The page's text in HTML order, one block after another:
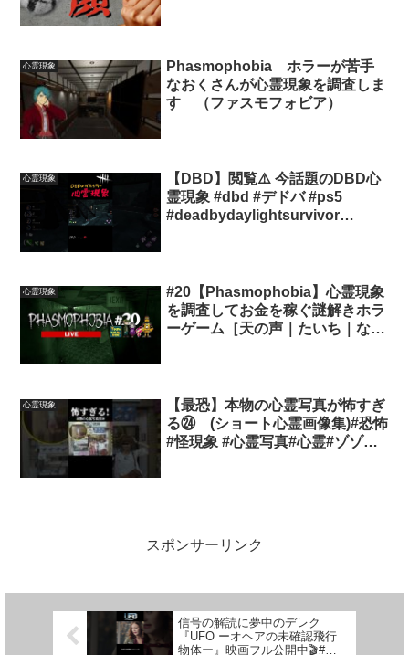
心霊現象
Phasmophobia ホラーが苦手
なおくさんが心霊現象を調査しま
す （ファスモフォビア）
心霊現象
【DBD】閲覧⚠️ 今話題のDBD心
霊現象 #dbd #デドバ #ps5
#deadbydaylightsurvivor
心霊現象
#20【Phasmophobia】心霊現象
を調査してお金を稼ぐ謎解きホラ
ーゲーム［天の声｜たいち｜なつ
心霊現象
【最恐】本物の心霊写真が怖すぎ
る㉔ (ショート心霊画像集)#恐怖
#怪現象 #心霊写真#心霊#ゾゾゾ
スポンサーリンク
信号の解読に夢中のデレク
『UFO ーオヘアの未確認飛行
物体ー』映画フル公開中🎬#ソ